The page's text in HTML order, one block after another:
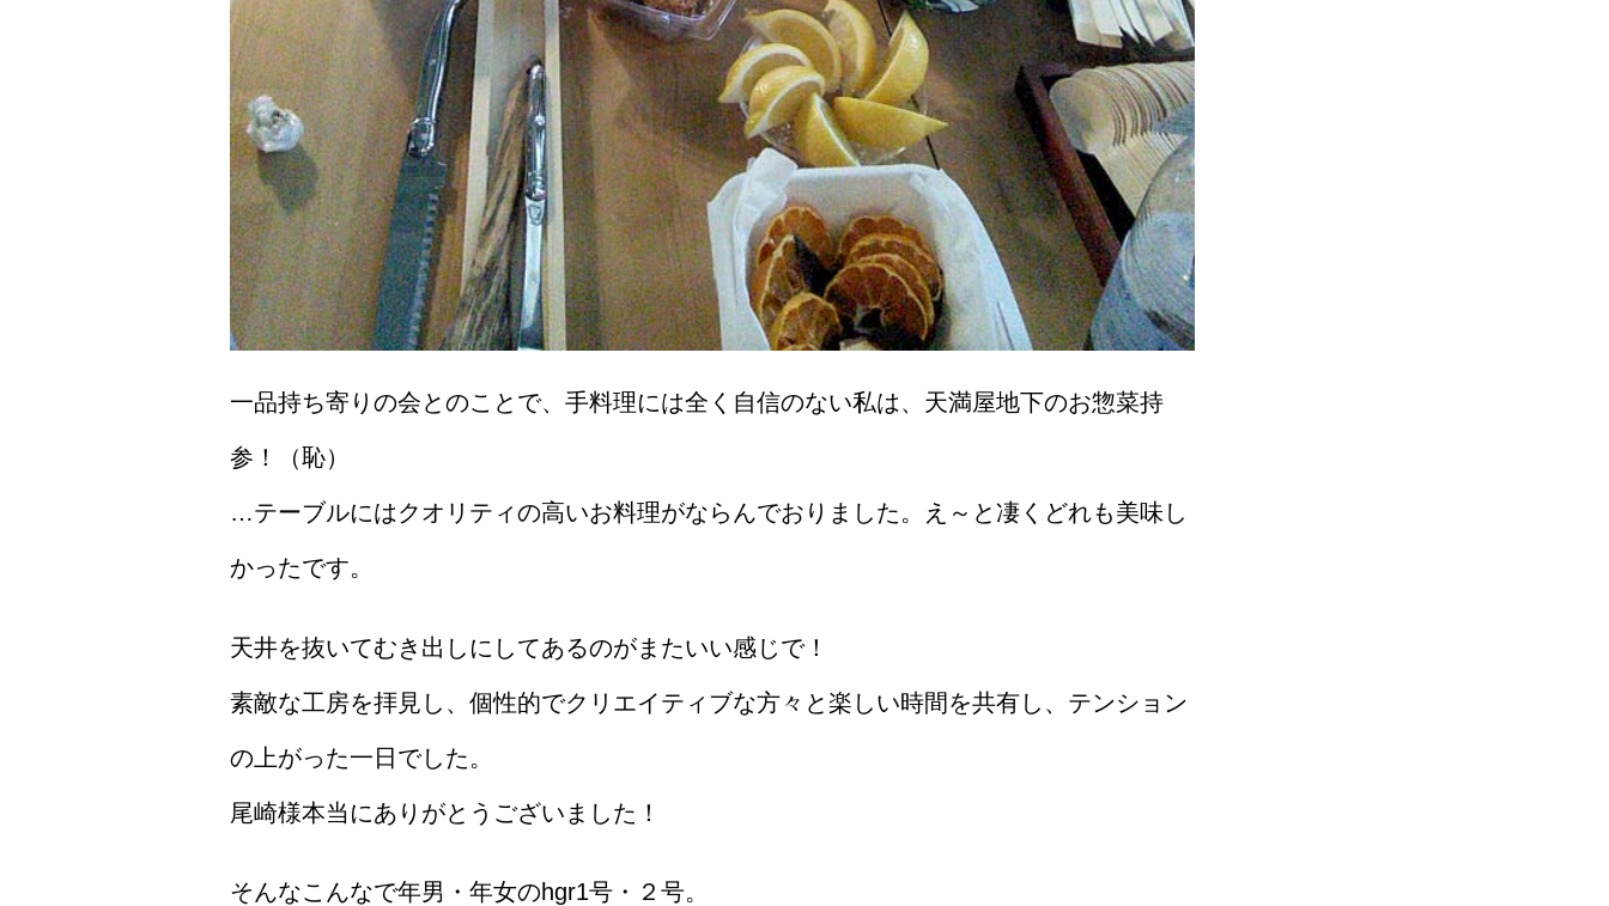
一品持ち寄りの会とのことで、手料理には全く自信のない私は、天満屋地下のお惣菜持
参！（恥）
…テーブルにはクオリティの高いお料理がならんでおりました。え～と凄くどれも美味し
かったです。
天井を抜いてむき出しにしてあるのがまたいい感じで！
素敵な工房を拝見し、個性的でクリエイティブな方々と楽しい時間を共有し、テンション
の上がった一日でした。
尾崎様本当にありがとうございました！
そんなこんなで年男・年女のhgr1号・２号。